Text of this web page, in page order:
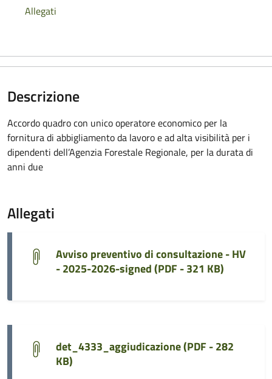
Allegati
Descrizione
Accordo quadro con unico operatore economico per la
fornitura di abbigliamento da lavoro e ad alta visibilità per i
dipendenti dell’Agenzia Forestale Regionale, per la durata di
anni due
Allegati
Avviso preventivo di consultazione - HV
- 2025-2026-signed (PDF - 321 KB)
det_4333_aggiudicazione (PDF - 282
KB)